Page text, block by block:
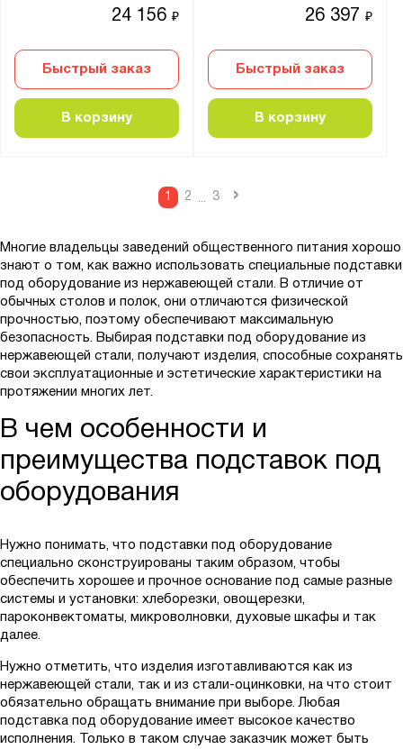
24 156₽
Быстрый заказ
В корзину
26 397₽
Быстрый заказ
В корзину
1 2 ... 3 ›
Многие владельцы заведений общественного питания хорошо
знают о том, как важно использовать специальные подставки
под оборудование из нержавеющей стали. В отличие от
обычных столов и полок, они отличаются физической
прочностью, поэтому обеспечивают максимальную
безопасность. Выбирая подставки под оборудование из
нержавеющей стали, получают изделия, способные сохранять
свои эксплуатационные и эстетические характеристики на
протяжении многих лет.
В чем особенности и
преимущества подставок под
оборудования
Нужно понимать, что подставки под оборудование
специально сконструированы таким образом, чтобы
обеспечить хорошее и прочное основание под самые разные
системы и установки: хлеборезки, овощерезки,
пароконвектоматы, микроволновки, духовые шкафы и так
далее.
Нужно отметить, что изделия изготавливаются как из
нержавеющей стали, так и из стали-оцинковки, на что стоит
обязательно обращать внимание при выборе. Любая
подставка под оборудование имеет высокое качество
исполнения. Только в таком случае заказчик может быть